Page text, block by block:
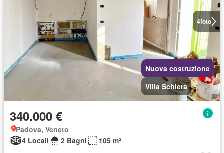
4foto
Nuova costruzione
Villa Schiera
340.000 €
Padova, Veneto
4 Locali
2 Bagni 105 m²